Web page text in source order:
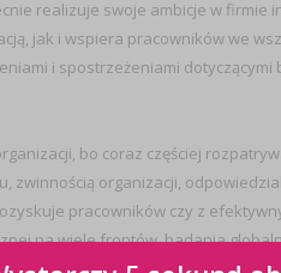
realizuje swoje ambicje w firmie
jak i wspiera pracowników we
i spostrzeżeniami
bo coraz częściej
zwinnością organizacji,
pracowników czy z
na wiele frontów, badania
jedno z ważniejszych wyzwań w